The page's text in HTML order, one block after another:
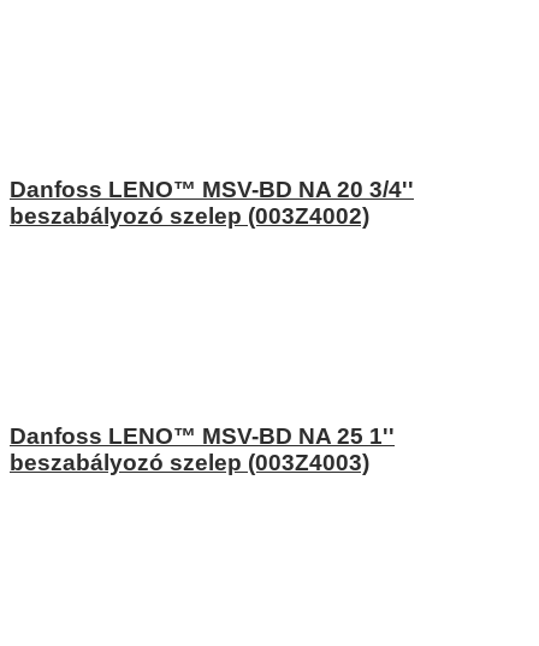
Danfoss LENO™ MSV-BD NA 20 3/4''
beszabályozó szelep (003Z4002)
Danfoss LENO™ MSV-BD NA 25 1''
beszabályozó szelep (003Z4003)